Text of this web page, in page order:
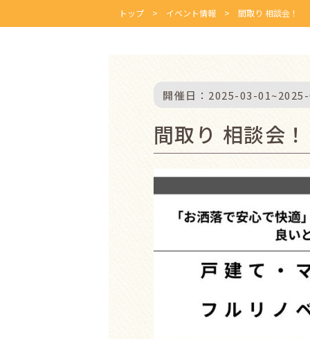
トップ イベント情報 間取り 相談会！
開催日： 2025-03-01~
間取り 相談会！